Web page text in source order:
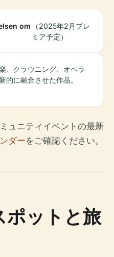
om
（2025年2月プレ
ミア予定）
、クラウニング、オペラ
的に融合させた作品。
ュニティイベントの最新
ダーをご確認ください。
ポットと旅